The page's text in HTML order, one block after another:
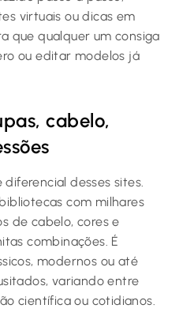
virtuais ou dicas em
que qualquer um consiga
ou editar modelos já
cabelo,
desses sites.
com milhares
de cabelo, cores e
combinações. É
modernos ou até
variando entre
científica ou cotidianos.